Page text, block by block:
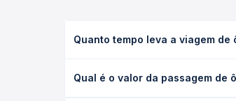
Quanto tempo leva a viagem de
executivo ou leito) e as
Qual é o valor da passagem de